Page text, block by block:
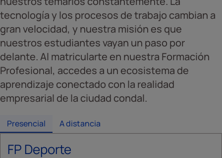
tecnología y los procesos de trabajo cambian a
gran velocidad, y nuestra misión es que
nuestros estudiantes vayan un paso por
delante. Al matricularte en nuestra Formación
Profesional, accedes a un ecosistema de
aprendizaje conectado con la realidad
empresarial de la ciudad condal.
Presencial A distancia
FP Deporte